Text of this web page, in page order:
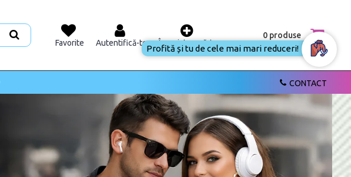
Favorite Autentifică-te Înregistrează-te
0 produse
CONTACT